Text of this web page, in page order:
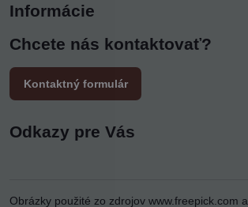
Informácie
Chcete nás kontaktovať?
Kontaktný formulár
Odkazy pre Vás
Obrázky použité zo zdrojov www.freepick.com a